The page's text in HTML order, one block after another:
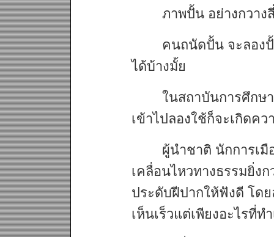
ภาพปั้น อย่างกวาง
คนถนัดปั้น จะลอง
ได้บ้างมั้ย
ในสถาบันการศึกษ
เข้าไปลองใช้ก็จะเกิดคว
ผู้นำชาติ นักการเมื
เคลื่อนไหวทางธรรมยิ่ง
ประดับฝีปากให้ฟังดี โด
เห็นเร็วแต่เพียงอะไรที่ท